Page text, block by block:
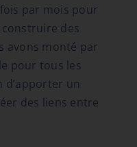
par mois pour
des
avons monté par
pour tous les
d’apporter un
des liens entre